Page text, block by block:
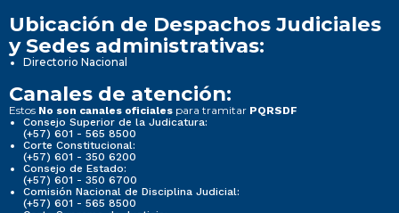
Ubicación de Despachos Judiciales
y Sedes administrativas:
Directorio Nacional
Canales de atención:
Estos No son canales oficiales para tramitar PQRSDF
Consejo Superior de la Judicatura:
(+57) 601 - 565 8500
Corte Constitucional:
(+57) 601 - 350 6200
Consejo de Estado:
(+57) 601 - 350 6700
Comisión Nacional de Disciplina Judicial:
(+57) 601 - 565 8500